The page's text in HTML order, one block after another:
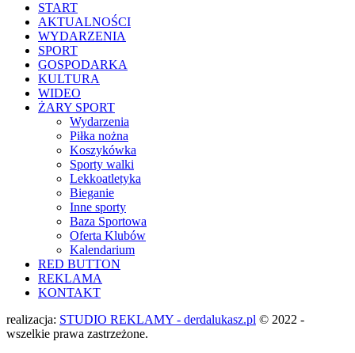
START
AKTUALNOŚCI
WYDARZENIA
SPORT
GOSPODARKA
KULTURA
WIDEO
ŻARY SPORT
Wydarzenia
Piłka nożna
Koszykówka
Sporty walki
Lekkoatletyka
Bieganie
Inne sporty
Baza Sportowa
Oferta Klubów
Kalendarium
RED BUTTON
REKLAMA
KONTAKT
realizacja: STUDIO REKLAMY - derdalukasz.pl © 2022 -
wszelkie prawa zastrzeżone.